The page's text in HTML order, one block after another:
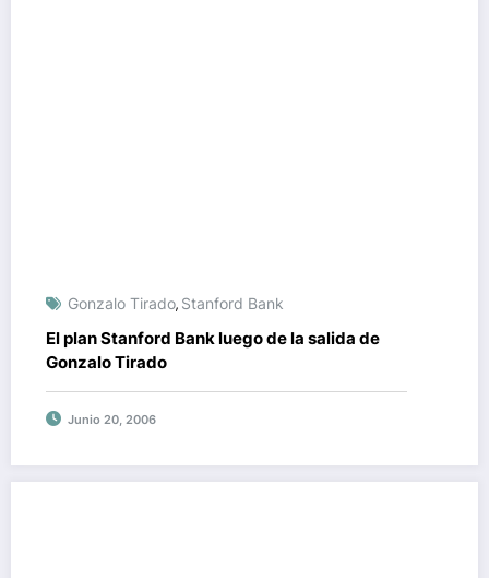
Gonzalo Tirado, Stanford Bank
El plan Stanford Bank luego de la salida de
Gonzalo Tirado
Junio 20, 2006